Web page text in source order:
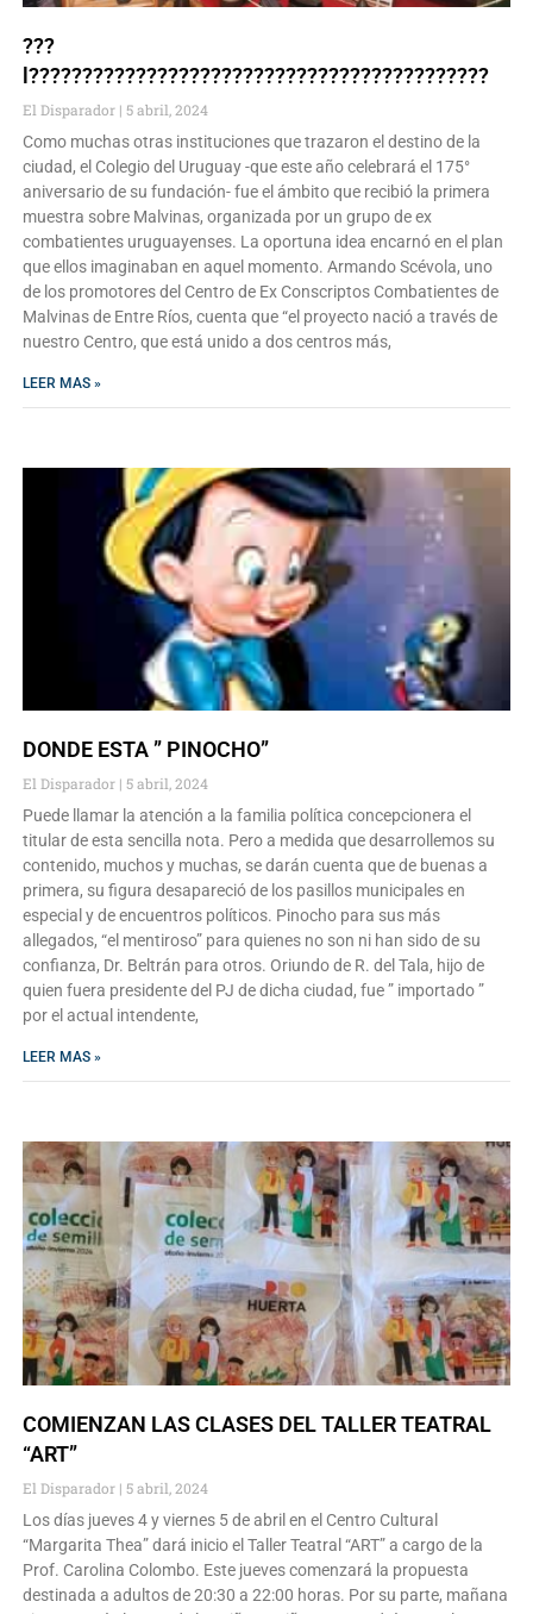
???
l???????????????????????????????????????????
El Disparador 5 abril, 2024
Como muchas otras instituciones que trazaron el destino de la
ciudad, el Colegio del Uruguay -que este año celebrará el 175°
aniversario de su fundación- fue el ámbito que recibió la primera
muestra sobre Malvinas, organizada por un grupo de ex
combatientes uruguayenses. La oportuna idea encarnó en el plan
que ellos imaginaban en aquel momento. Armando Scévola, uno
de los promotores del Centro de Ex Conscriptos Combatientes de
Malvinas de Entre Ríos, cuenta que “el proyecto nació a través de
nuestro Centro, que está unido a dos centros más,
LEER MAS »
DONDE ESTA ” PINOCHO”
El Disparador 5 abril, 2024
Puede llamar la atención a la familia política concepcionera el
titular de esta sencilla nota. Pero a medida que desarrollemos su
contenido, muchos y muchas, se darán cuenta que de buenas a
primera, su figura desapareció de los pasillos municipales en
especial y de encuentros políticos. Pinocho para sus más
allegados, “el mentiroso” para quienes no son ni han sido de su
confianza, Dr. Beltrán para otros. Oriundo de R. del Tala, hijo de
quien fuera presidente del PJ de dicha ciudad, fue ” importado ”
por el actual intendente,
LEER MAS »
COMIENZAN LAS CLASES DEL TALLER TEATRAL
“ART”
El Disparador 5 abril, 2024
Los días jueves 4 y viernes 5 de abril en el Centro Cultural
“Margarita Thea” dará inicio el Taller Teatral “ART” a cargo de la
Prof. Carolina Colombo. Este jueves comenzará la propuesta
destinada a adultos de 20:30 a 22:00 horas. Por su parte, mañana